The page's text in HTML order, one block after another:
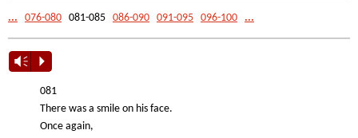
... 076-080 081-085 086-090 091-095 096-100 ...
Vm P
081
There was a smile on his face.
Once again,